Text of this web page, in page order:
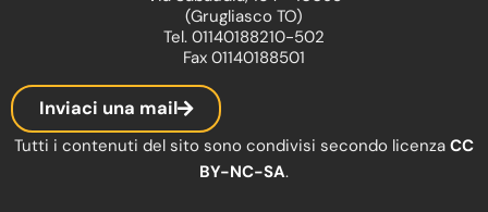
(Grugliasco TO)
Tel. 01140188210-502
Fax 01140188501
Inviaci una mail
Tutti i contenuti del sito sono condivisi secondo licenza CC
BY-NC-SA.